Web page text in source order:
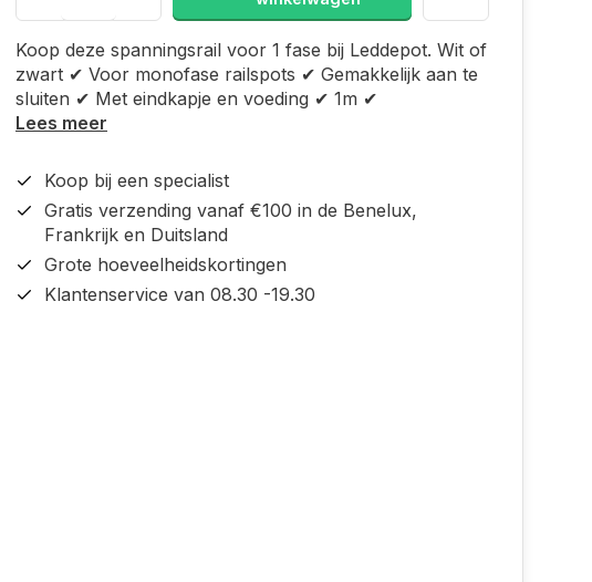
Koop deze spanningsrail voor 1 fase bij Leddepot. Wit of
zwart ✔ Voor monofase railspots ✔ Gemakkelijk aan te
sluiten ✔ Met eindkapje en voeding ✔ 1m ✔
Lees meer
Koop bij een specialist
Gratis verzending vanaf €100 in de Benelux,
Frankrijk en Duitsland
Grote hoeveelheidskortingen
Klantenservice van 08.30 -19.30